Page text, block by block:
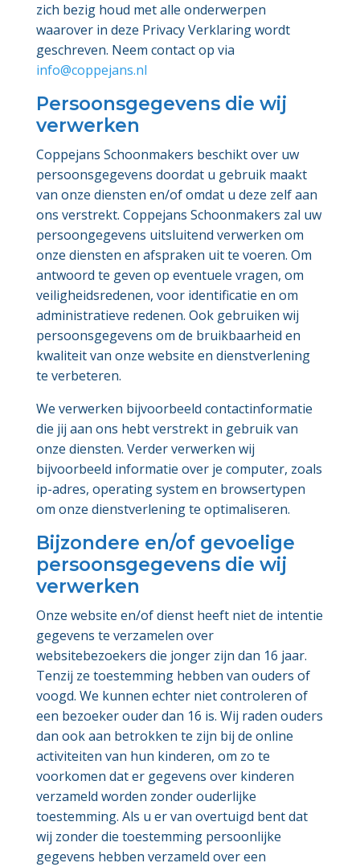
zich bezig houd met alle onderwerpen
waarover in deze Privacy Verklaring wordt
geschreven. Neem contact op via
info@coppejans.nl
Persoonsgegevens die wij
verwerken
Coppejans Schoonmakers beschikt over uw
persoonsgegevens doordat u gebruik maakt
van onze diensten en/of omdat u deze zelf aan
ons verstrekt. Coppejans Schoonmakers zal uw
persoongegevens uitsluitend verwerken om
onze diensten en afspraken uit te voeren. Om
antwoord te geven op eventuele vragen, om
veiligheidsredenen, voor identificatie en om
administratieve redenen. Ook gebruiken wij
persoonsgegevens om de bruikbaarheid en
kwaliteit van onze website en dienstverlening
te verbeteren.
We verwerken bijvoorbeeld contactinformatie
die jij aan ons hebt verstrekt in gebruik van
onze diensten. Verder verwerken wij
bijvoorbeeld informatie over je computer, zoals
ip-adres, operating system en browsertypen
om onze dienstverlening te optimaliseren.
Bijzondere en/of gevoelige
persoonsgegevens die wij
verwerken
Onze website en/of dienst heeft niet de intentie
gegevens te verzamelen over
websitebezoekers die jonger zijn dan 16 jaar.
Tenzij ze toestemming hebben van ouders of
voogd. We kunnen echter niet controleren of
een bezoeker ouder dan 16 is. Wij raden ouders
dan ook aan betrokken te zijn bij de online
activiteiten van hun kinderen, om zo te
voorkomen dat er gegevens over kinderen
verzameld worden zonder ouderlijke
toestemming. Als u er van overtuigd bent dat
wij zonder die toestemming persoonlijke
gegevens hebben verzameld over een